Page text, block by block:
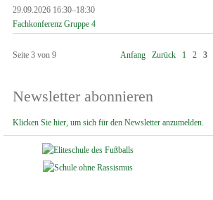
29.09.2026 16:30–18:30
Fachkonferenz Gruppe 4
Seite 3 von 9 Anfang Zurück 1 2 3
Newsletter abonnieren
Klicken Sie hier, um sich für den Newsletter anzumelden.